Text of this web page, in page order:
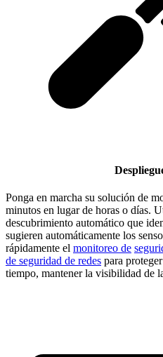
Ponga en marcha su solución de
minutos en lugar de horas o días.
descubrimiento automático que
sugieren automáticamente los
rápidamente el monitoreo de
de seguridad de redes para
tiempo, mantener la visibilidad de